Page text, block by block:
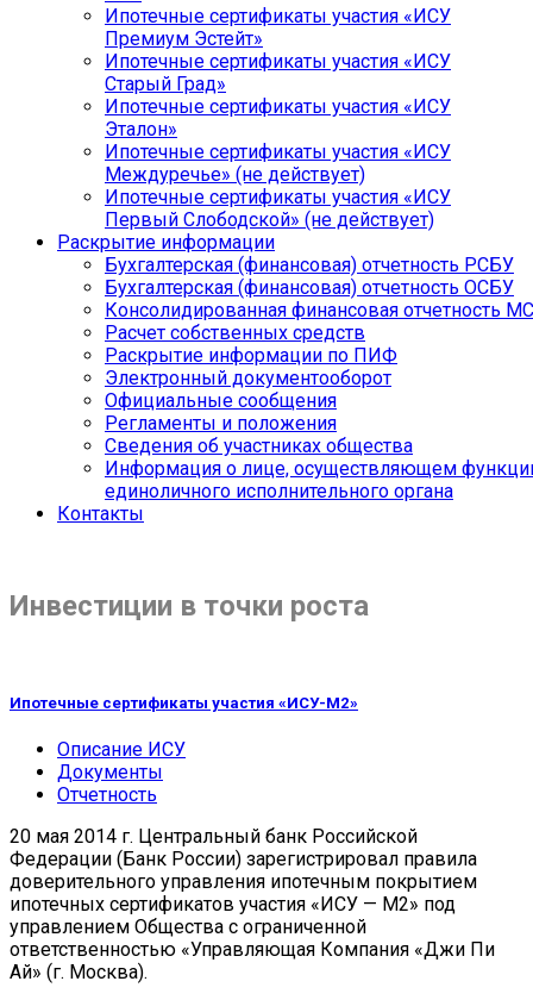
Ипотечные сертификаты участия «ИСУ
Премиум Эстейт»
Ипотечные сертификаты участия «ИСУ
Старый Град»
Ипотечные сертификаты участия «ИСУ
Эталон»
Ипотечные сертификаты участия «ИСУ
Междуречье» (не действует)
Ипотечные сертификаты участия «ИСУ
Первый Слободской» (не действует)
Раскрытие информации
Бухгалтерская (финансовая) отчетность РСБУ
Бухгалтерская (финансовая) отчетность ОСБУ
Консолидированная финансовая отчетность
Расчет собственных средств
Раскрытие информации по ПИФ
Электронный документооборот
Официальные сообщения
Регламенты и положения
Сведения об участниках общества
Информация о лице, осуществляющем
единоличного исполнительного органа
Контакты
Инвестиции в точки роста
Ипотечные сертификаты участия «ИСУ-М2»
Описание ИСУ
Документы
Отчетность
20 мая 2014 г. Центральный банк Российской
Федерации (Банк России) зарегистрировал правила
доверительного управления ипотечным покрытием
ипотечных сертификатов участия «ИСУ — М2» под
управлением Общества с ограниченной
ответственностью «Управляющая Компания «Джи Пи
Ай» (г. Москва).